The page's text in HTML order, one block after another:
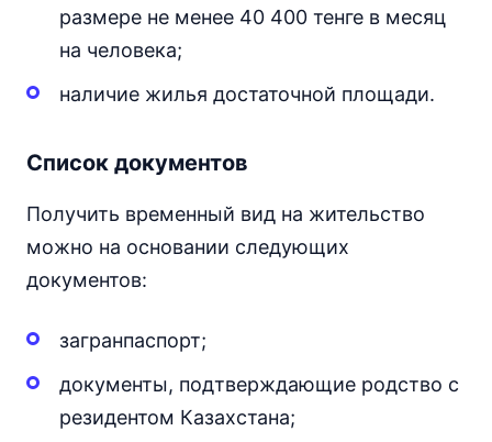
размере не менее 40 400 тенге в месяц
на человека;
наличие жилья достаточной площади.
Список документов
Получить временный вид на жительство
можно на основании следующих
документов:
загранпаспорт;
документы, подтверждающие родство с
резидентом Казахстана;